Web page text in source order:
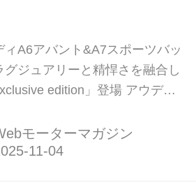
ィA6アバント&A7スポーツバッ
グジュアリーと精悍さを融合し
edition」登場 アウディ
セグメントの人気モデル「A6
ト」と「A7スポーツバック」
モーターマガジン